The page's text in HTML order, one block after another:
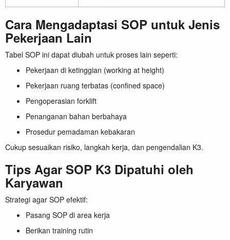
Cara Mengadaptasi SOP untuk Jenis
Pekerjaan Lain
Tabel SOP ini dapat diubah untuk proses lain seperti:
Pekerjaan di ketinggian (working at height)
Pekerjaan ruang terbatas (confined space)
Pengoperasian forklift
Penanganan bahan berbahaya
Prosedur pemadaman kebakaran
Cukup sesuaikan risiko, langkah kerja, dan pengendalian K3.
Tips Agar SOP K3 Dipatuhi oleh
Karyawan
Strategi agar SOP efektif:
Pasang SOP di area kerja
Berikan training rutin